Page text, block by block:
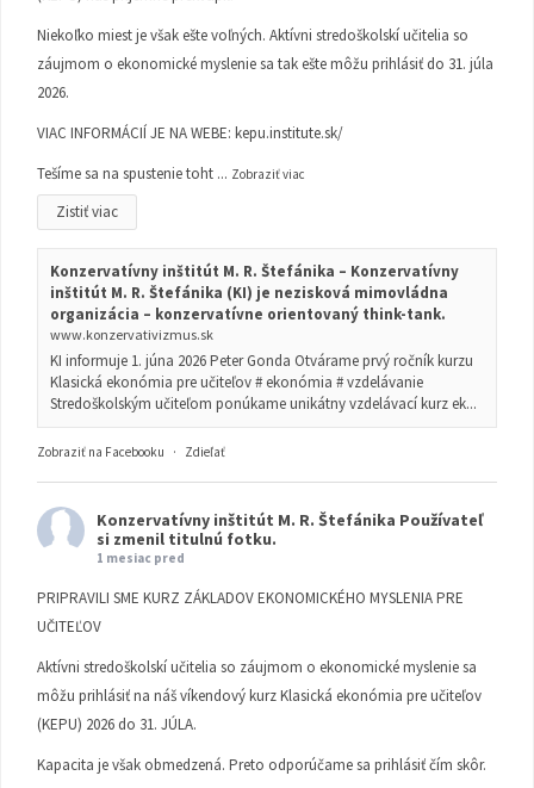
Niekoľko miest je však ešte voľných. Aktívni stredoškolskí učitelia so
záujmom o ekonomické myslenie sa tak ešte môžu prihlásiť do 31. júla
2026.
VIAC INFORMÁCIÍ JE NA WEBE: kepu.institute.sk/
Tešíme sa na spustenie toht ... Zobraziť viac
Zistiť viac
Konzervatívny inštitút M. R. Štefánika – Konzervatívny
inštitút M. R. Štefánika (KI) je nezisková mimovládna
organizácia – konzervatívne orientovaný think-tank.
www.konzervativizmus.sk
KI informuje 1. júna 2026 Peter Gonda Otvárame prvý ročník kurzu
Klasická ekonómia pre učiteľov # ekonómia # vzdelávanie
Stredoškolským učiteľom ponúkame unikátny vzdelávací kurz ek...
Zobraziť na Facebooku · Zdieľať
Konzervatívny inštitút M. R. Štefánika Používateľ
si zmenil titulnú fotku.
1 mesiac pred
PRIPRAVILI SME KURZ ZÁKLADOV EKONOMICKÉHO MYSLENIA PRE
UČITEĽOV
Aktívni stredoškolskí učitelia so záujmom o ekonomické myslenie sa
môžu prihlásiť na náš víkendový kurz Klasická ekonómia pre učiteľov
(KEPU) 2026 do 31. JÚLA.
Kapacita je však obmedzená. Preto odporúčame sa prihlásiť čím skôr.